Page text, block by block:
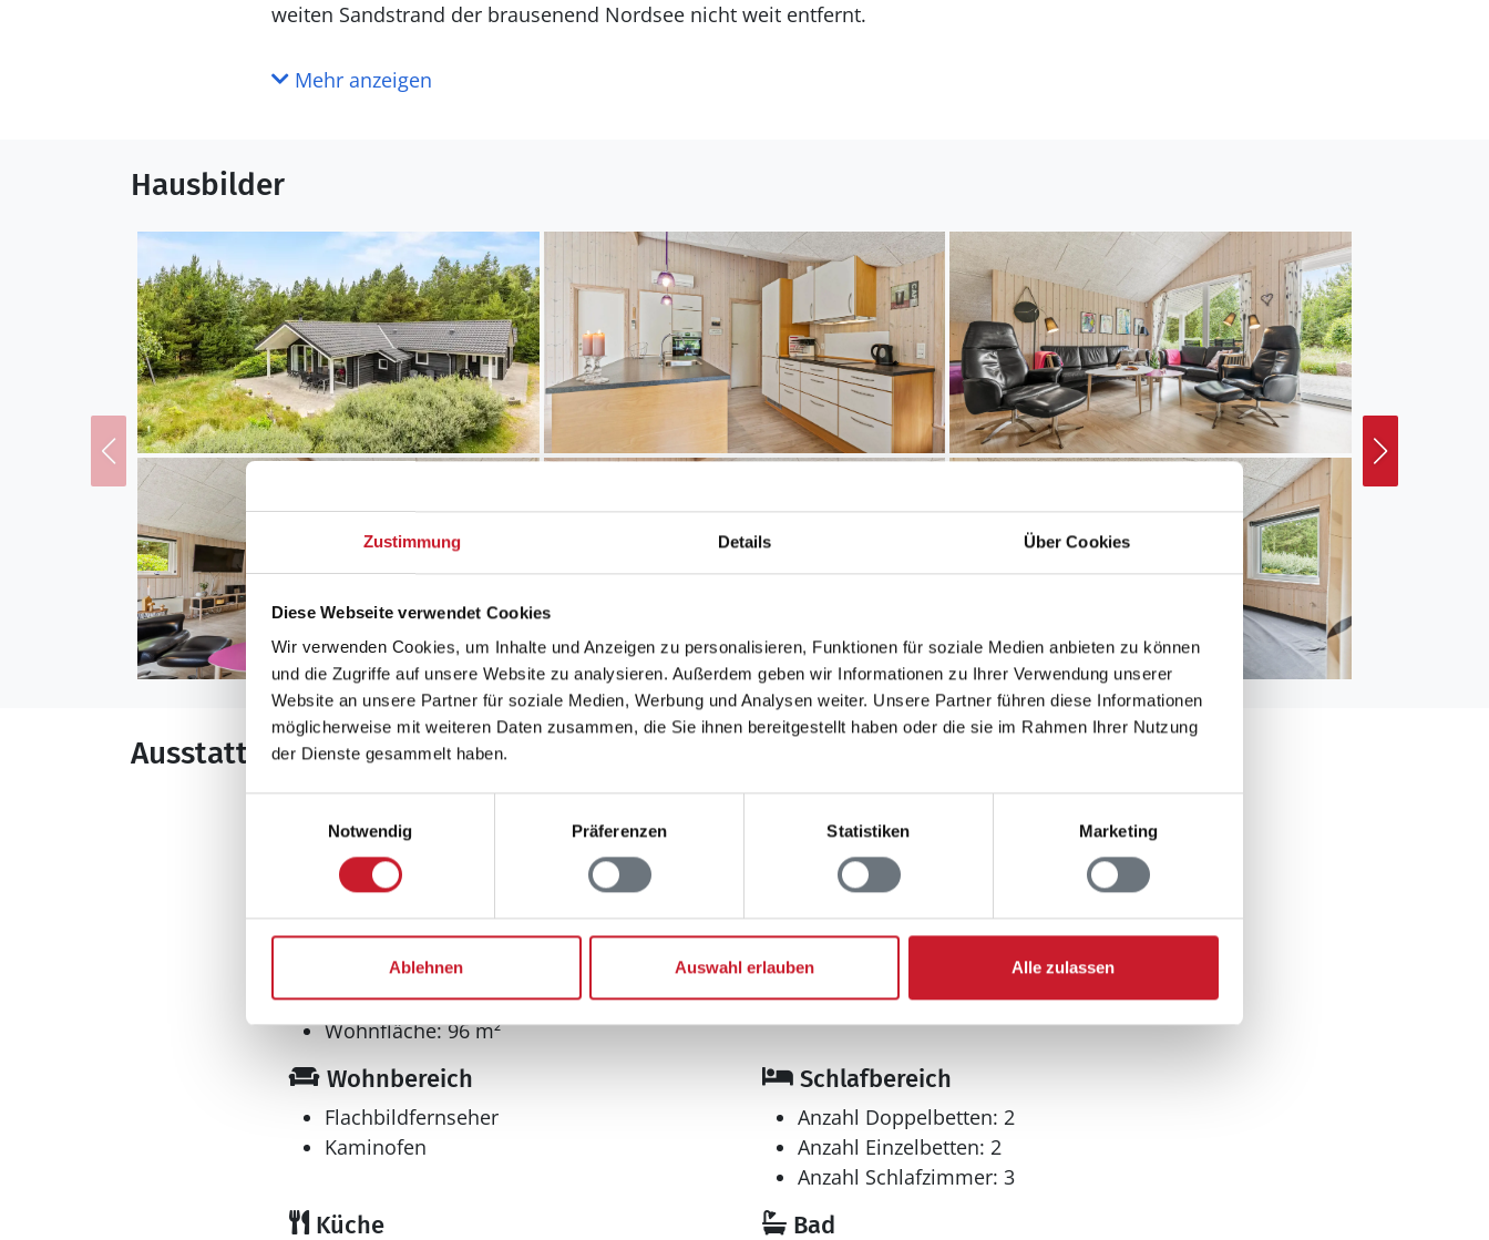
Zustimmung Details Über Cookies
Diese Webseite verwendet Cookies
Wir verwenden Cookies, um Inhalte und Anzeigen zu personalisieren, Funktionen für soziale Medien anbieten zu können
und die Zugriffe auf unsere Website zu analysieren. Außerdem geben wir Informationen zu Ihrer Verwendung unserer
Website an unsere Partner für soziale Medien, Werbung und Analysen weiter. Unsere Partner führen diese Informationen
möglicherweise mit weiteren Daten zusammen, die Sie ihnen bereitgestellt haben oder die sie im Rahmen Ihrer Nutzung
der Dienste gesammelt haben.
Notwendig
Präferenzen Statistiken Marketing
Ablehnen Auswahl erlauben Alle zulassen
weiten Sandstrand der brausenend Nordsee nicht weit entfernt.
Mehr anzeigen
Hausbilder
Ausstattung
Anzahl Haustiere maximal: 1
Anzahl Personen: 6
Baujahr: 2013
Grundstücksfläche: 2.500 m²
Haustiere erlaubt
Nichtraucher
Wohnfläche: 96 m²
Abstand Einkauf: 5.000 m
Abstand Wasser: 3.500 m
Wohnbereich
Flachbildfernseher
Kaminofen
Schlafbereich
Anzahl Doppelbetten: 2
Anzahl Einzelbetten: 2
Anzahl Schlafzimmer: 3
Küche Bad